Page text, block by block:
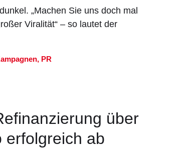
„Machen Sie uns doch mal
Viralität“ – so lautet der
, PR
über
erfolgreich ab